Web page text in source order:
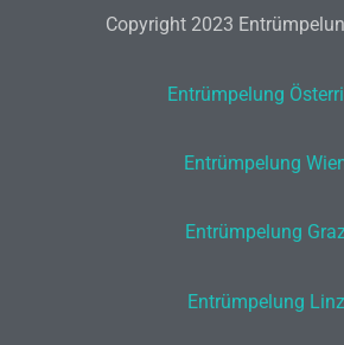
Copyright 2023
Entrümpelung
Entrümpelung
Entrümpelung
Entrümpelung Linz